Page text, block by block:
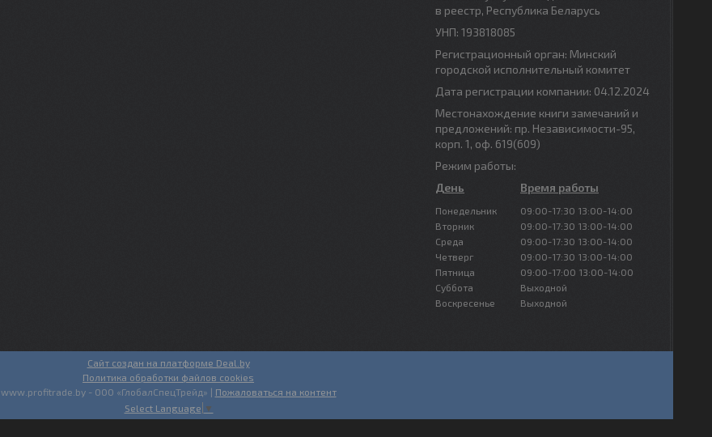
в реестр, Республика Беларусь
УНП: 193818085
Регистрационный орган: Минский
городской исполнительный комитет
Дата регистрации компании: 04.12.2024
Местонахождение книги замечаний и
предложений: пр. Независимости-95,
корп. 1, оф. 619(609)
Режим работы:
День
Время работы
Понедельник 09:00-17:30 13:00-14:00
Вторник
09:00-17:30 13:00-14:00
Среда
09:00-17:30 13:00-14:00
Четверг
09:00-17:30 13:00-14:00
Пятница
09:00-17:00 13:00-14:00
Суббота
Выходной
Воскресенье
Выходной
Сайт создан на платформе Deal.by
Политика обработки файлов cookies
www.profitrade.by - ООО «ГлобалСпецТрейд» | Пожаловаться на контент
Select Language ▼